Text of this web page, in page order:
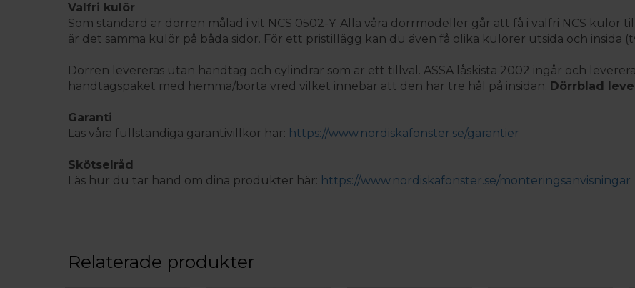
Valfri kulör
Som standard är dörren målad i vit NCS 0502-Y. Alla våra dörrmodeller går att få i valfri NCS
är det samma kulör på båda sidor. För ett pristillägg kan du även få olika kulörer utsida och insida
Dörren levereras utan handtag och cylindrar som är ett tillval. ASSA låskista 2002 ingår och
handtagspaket med hemma/borta vred vilket innebär att den har tre hål på insidan. Dörrblad
Garanti
Läs våra fullständiga garantivillkor här: https://www.nordiskafonster.se/garantier
Skötselråd
Läs hur du tar hand om dina produkter här: https://www.nordiskafonster.se/monteringsanvisningar
Relaterade produkter